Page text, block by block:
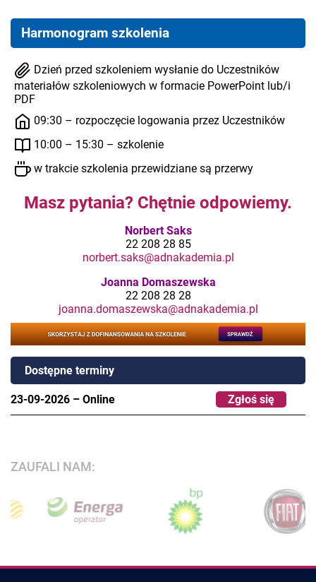
Harmonogram szkolenia
Dzień przed szkoleniem wysłanie do Uczestników
materiałów szkoleniowych w formacie PowerPoint lub/i
PDF
09:30 – rozpoczęcie logowania przez Uczestników
10:00 – 15:30 – szkolenie
w trakcie szkolenia przewidziane są przerwy
Masz pytania? Chętnie odpowiemy.
Norbert Saks
22 208 28 85
norbert.saks@adnakademia.pl
Joanna Domaszewska
22 208 28 28
joanna.domaszewska@adnakademia.pl
Dostępne terminy
23-09-2026 – Online Zgłoś się
ZAUFALI NAM: